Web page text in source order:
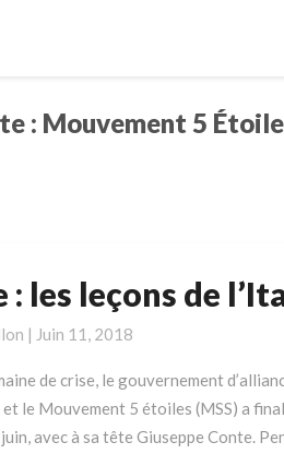
: Mouvement 5
: les leçons de
| Juin 11, 2018
de crise, le gouvernement
le Mouvement 5 étoiles (MSS) a
avec à sa tête Giuseppe Conte.